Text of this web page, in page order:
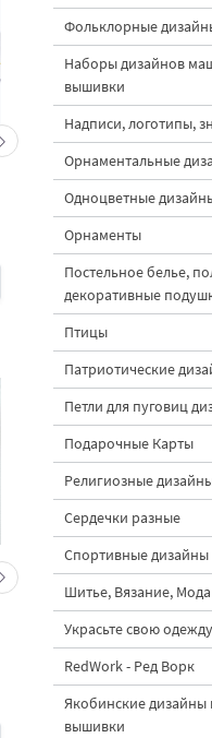
Рождественский
машинной вышивки
начинающих - 4
300 руб.| В
Мини-фрукты и
— набор дизайнов
машинной
тыква, перцы,
яблоко
Фольклорные
Наборы дизайнов
вышивки
Надписи, логотипы,
Орнаментальные
Одноцветные
Орнаменты
Постельное белье,
декоративные
Птицы
Патриотические
Петли для пуговиц
Подарочные Карты
Религиозные
Сердечки разные
Спортивные дизайны
Шитье, Вязание,
Украсьте свою
RedWork - Ред Ворк
Якобинские
вышивки